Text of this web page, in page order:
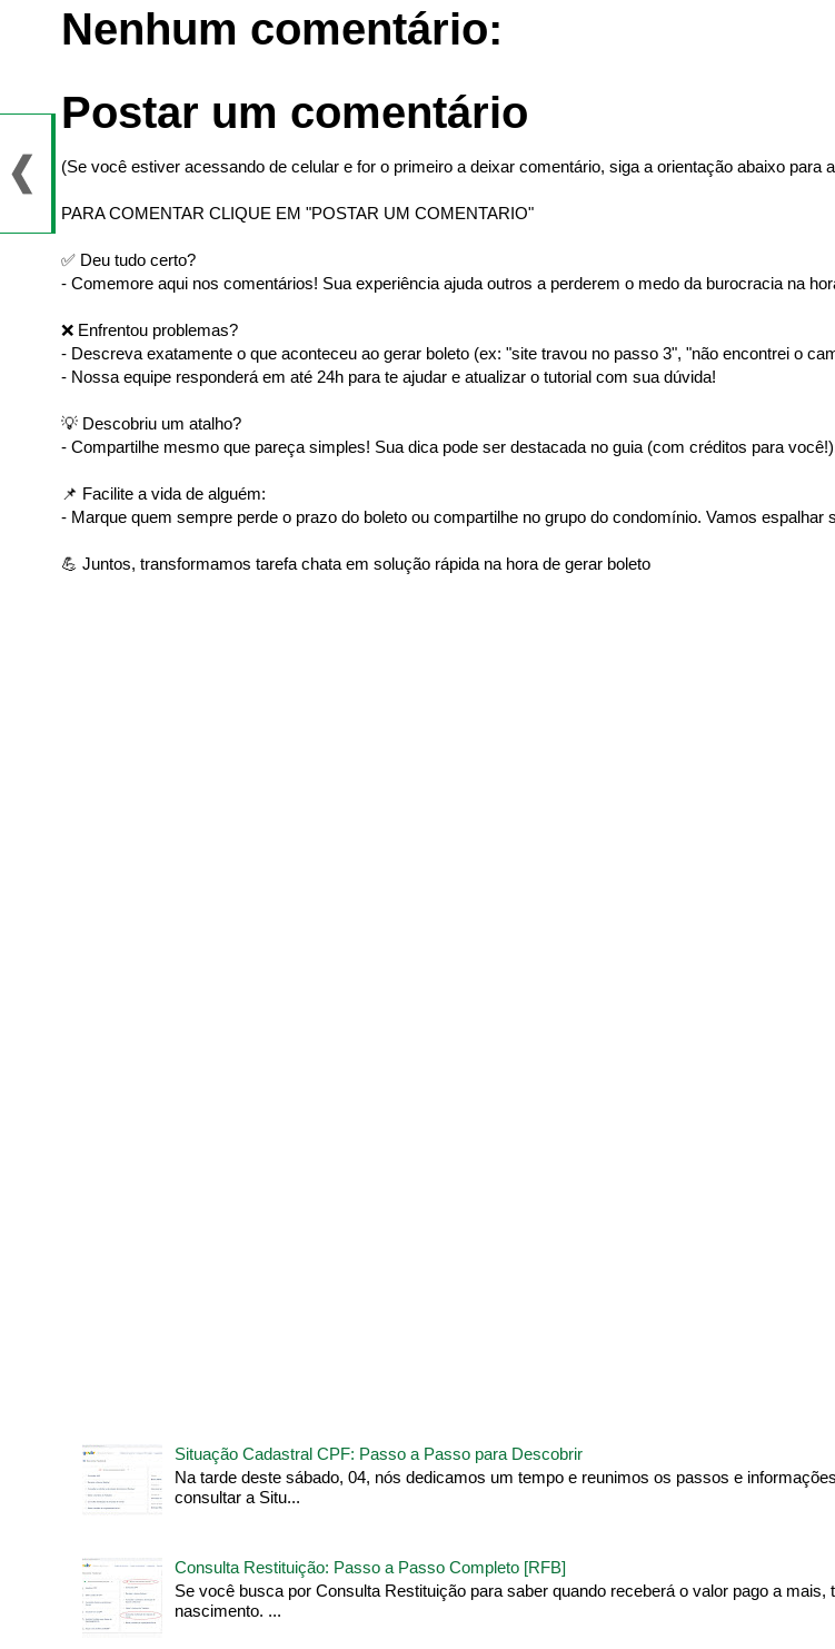
Nenhum comentário:
Postar um comentário
(Se você estiver acessando de celular e for o primeiro a deixar comentário, siga a orientação abaixo para
PARA COMENTAR CLIQUE EM "POSTAR UM COMENTARIO"
✅ Deu tudo certo?
- Comemore aqui nos comentários! Sua experiência ajuda outros a perderem o medo da burocracia na
❌ Enfrentou problemas?
- Descreva exatamente o que aconteceu ao gerar boleto (ex: "site travou no passo 3", "não encontrei o
- Nossa equipe responderá em até 24h para te ajudar e atualizar o tutorial com sua dúvida!
💡 Descobriu um atalho?
- Compartilhe mesmo que pareça simples! Sua dica pode ser destacada no guia (com créditos para
📌 Facilite a vida de alguém:
- Marque quem sempre perde o prazo do boleto ou compartilhe no grupo do condomínio. Vamos espalhar
💪 Juntos, transformamos tarefa chata em solução rápida na hora de gerar boleto
Situação Cadastral CPF: Passo a Passo para Descobrir
Na tarde deste sábado, 04, nós dedicamos um tempo e reunimos os passos e
consultar a Situ...
Consulta Restituição: Passo a Passo Completo [RFB]
Se você busca por Consulta Restituição para saber quando receberá o valor pago a
nascimento. ...